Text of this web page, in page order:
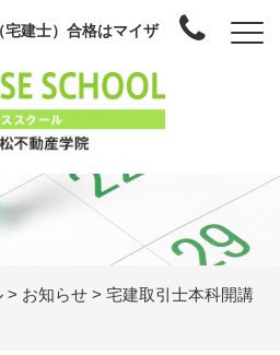
建士）合格はマイザ
> お知らせ > 宅建取引士本科開講